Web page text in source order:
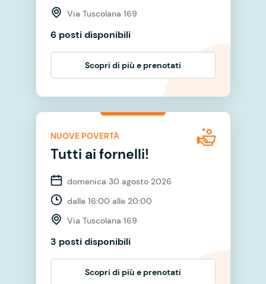
Via Tuscolana 169
6 posti disponibili
Scopri di più e prenotati
NUOVE POVERTÀ
Tutti ai fornelli!
domenica 30 agosto 2026
dalle 16:00 alle 20:00
Via Tuscolana 169
3 posti disponibili
Scopri di più e prenotati